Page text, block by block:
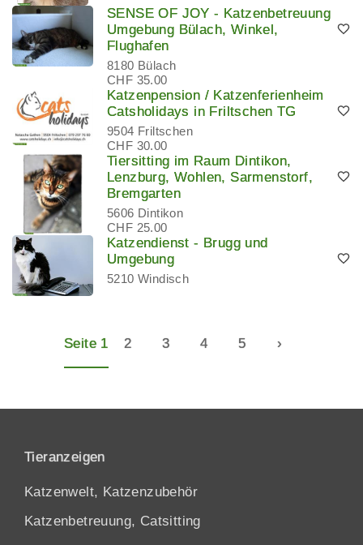
SENSE OF JOY - Katzenbetreuung
Umgebung Bülach, Winkel,
Flughafen
8180 Bülach
CHF 35.00
Katzenpension / Katzenferienheim
Catsholidays in Friltschen TG
9504 Friltschen
CHF 30.00
Tiersitting im Raum Dintikon,
Lenzburg, Wohlen, Sarmenstorf,
Bremgarten
5606 Dintikon
CHF 25.00
Katzendienst - Brugg und
Umgebung
5210 Windisch
Seite 1 2 3 4 5 ›
Tieranzeigen
Katzenwelt, Katzenzubehör
Katzenbetreuung, Catsitting